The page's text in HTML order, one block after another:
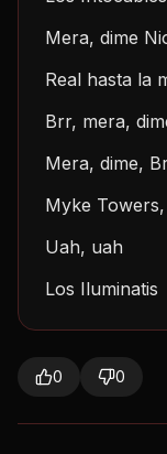
Mera, dime
Real hasta la
Brr, mera,
Mera, dime,
Myke
Uah, uah
Los Iluminatis
0 0